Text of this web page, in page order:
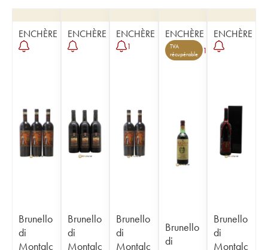
ENCHÈRE
Brunello
di
Montalc
ENCHÈRE
Brunello
di
Montalc
ENCHÈRE
1
Brunello
di
Montalc
ENCHÈRE
TVA
récupérable
1
Brunello
di
ENCHÈRE
Brunello
di
Montalc